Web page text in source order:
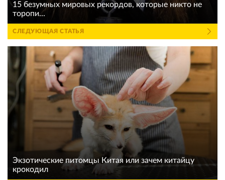
15 безумных мировых рекордов, которые никто не
торопи...
СЛЕДУЮЩАЯ СТАТЬЯ
Экзотические питомцы Китая или зачем китайцу
крокодил